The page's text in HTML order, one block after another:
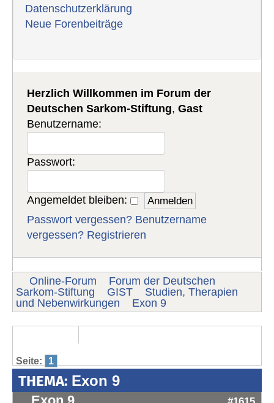
Datenschutzerklärung
Neue Forenbeiträge
Herzlich Willkommen im Forum der
Deutschen Sarkom-Stiftung,Gast
Benutzername:
Passwort:
Angemeldet bleiben:
Passwort vergessen? Benutzername
vergessen? Registrieren
Online-Forum
Forum der Deutschen
Sarkom-Stiftung
GIST
Studien, Therapien
und Nebenwirkungen
Exon 9
Seite: 1
THEMA: Exon 9